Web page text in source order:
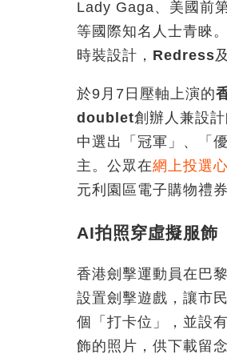
Lady Gaga、美國前
等國際知名人士青睞
時裝設計， Redress及
於9月7日壓軸上演的
doublet創辦人兼設
中選出「冠軍」、「
主。公眾在網上投選
元利園區電子購物禮
AI拍照穿虛擬服
香港劍擊運動員在巴
設置劍擊遊戲，讓市
個「打卡位」，並設
飾的照片，供下載留念